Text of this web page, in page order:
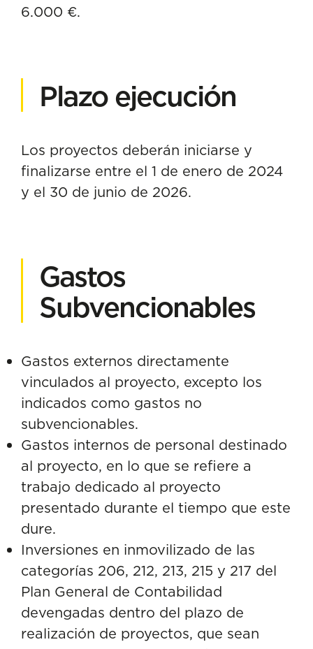
6.000 €.
Plazo ejecución
Los proyectos deberán iniciarse y
finalizarse entre el 1 de enero de 2024
y el 30 de junio de 2026.
Gastos
Subvencionables
Gastos externos directamente
vinculados al proyecto, excepto los
indicados como gastos no
subvencionables.
Gastos internos de personal destinado
al proyecto, en lo que se refiere a
trabajo dedicado al proyecto
presentado durante el tiempo que este
dure.
Inversiones en inmovilizado de las
categorías 206, 212, 213, 215 y 217 del
Plan General de Contabilidad
devengadas dentro del plazo de
realización de proyectos, que sean